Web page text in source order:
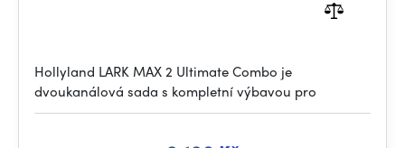
Hollyland LARK MAX 2 Ultimate Combo je
dvoukanálová sada s kompletní výbavou pro